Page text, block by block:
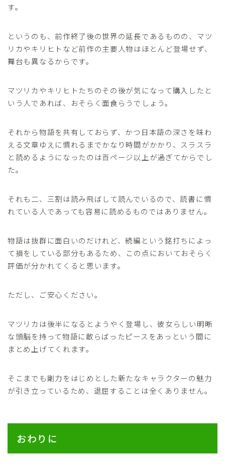
す。
というのも、前作終了後の世界の延長であるものの、マツ
リカやキリヒトなど前作の主要人物はほとんど登場せず、
舞台も異なるからです。
マツリカやキリヒトたちのその後が気になって購入したと
いう人であれば、おそらく面食らうでしょう。
それから物語を共有しておらず、かつ日本語の深さを味わ
える文章ゆえに慣れるまでかなり時間がかかり、スラスラ
と読めるようになったのは百ページ以上が過ぎてからでし
た。
それも二、三割は読み飛ばして読んでいるので、読書に慣
れている人であっても容易に読めるものではありません。
物語は抜群に面白いのだけれど、続編という銘打ちによっ
て損をしている部分もあるため、この点においておそらく
評価が分かれてくると思います。
ただし、ご安心ください。
マツリカは後半になるとようやく登場し、彼女らしい明晰
な頭脳を持って物語に散らばったピースをあっという間に
まとめ上げてくれます。
そこまでも剛力をはじめとした新たなキャラクターの魅力
が引き立っているため、退屈することは全くありません。
おわりに